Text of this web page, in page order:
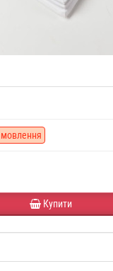
Купити